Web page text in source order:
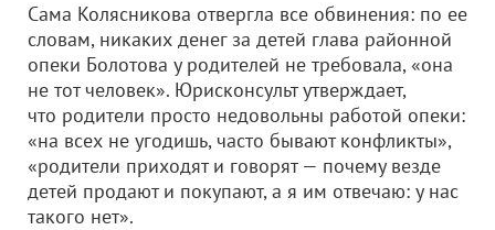
Сама Колясникова отвергла все обвинения: по ее
словам, никаких денег за детей глава районной
опеки Болотова у родителей не требовала, «она
не тот человек». Юрисконсульт утверждает,
что родители просто недовольны работой опеки:
«на всех не угодишь, часто бывают конфликты»,
«родители приходят и говорят — почему везде
детей продают и покупают, а я им отвечаю: у нас
такого нет».